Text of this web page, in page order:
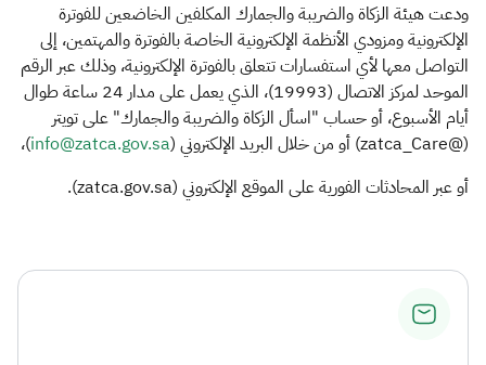
ودعت هيئة الزكاة والضريبة والجمارك المكلفين الخاضعين للفوترة
الإلكترونية ومزودي الأنظمة الإلكترونية الخاصة بالفوترة والمهتمين، إلى
التواصل معها لأي استفسارات تتعلق بالفوترة الإلكترونية، وذلك عبر الرقم
الموحد لمركز الاتصال (19993)، الذي يعمل على مدار 24 ساعة طوال
أيام الأسبوع، أو حساب "اسأل الزكاة والضريبة والجمارك" على تويتر
(@zatca_Care) أو من خلال البريد الإلكتروني (
info@zatca.gov.sa)،
أو عبر المحادثات الفورية على الموقع الإلكتروني (zatca.gov.sa).